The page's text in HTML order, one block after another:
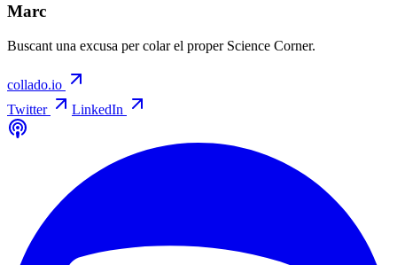
Marc
Buscant una excusa per colar el proper Science Corner.
collado.io
Twitter
LinkedIn